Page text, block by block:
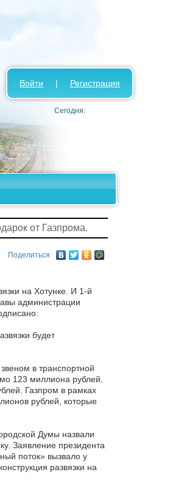
Войти | Регистрация
Сегодня:
от Газпрома.
Поделиться
на Хотунке. И 1-й
администрации
будет
в транспортной
123 миллиона рублей.
Газпром в рамках
рублей, которые
Думы назвали
Заявление президента
поток» вызвало у
развязки на